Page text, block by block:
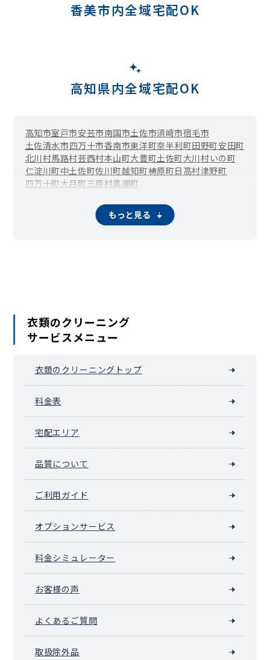
香美市内全域宅配OK
高知県内全域宅配OK
高知市室戸市安芸市南国市土佐市須崎市宿毛市
土佐清水市四万十市香南市東洋町奈半利町田野町安田町
北川村馬路村芸西村本山町大豊町土佐町大川村いの町
仁淀川町中土佐町佐川町越知町梼原町日高村津野町
四万十町大月町三原村黒潮町
もっと見る
衣類のクリーニング
サービスメニュー
衣類のクリーニングトップ
料金表
宅配エリア
品質について
ご利用ガイド
オプションサービス
料金シミュレーター
お客様の声
よくあるご質問
取扱除外品